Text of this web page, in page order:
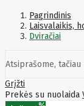
Aqara
Arctic
Armac
ASM
Asrock
ASSMANN
Astroenergy
Pagrindinis
Laisvalaikis,
Dviračiai
Atsiprašome,
Grįžti
Prekės su nuolaida